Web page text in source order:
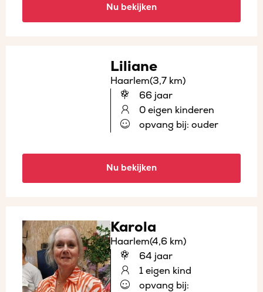
Nu bekijken
Liliane
Haarlem(3,7 km)
66 jaar
0 eigen kinderen
opvang bij: ouder
Nu bekijken
Karola
Haarlem(4,6 km)
64 jaar
1 eigen kind
opvang bij: